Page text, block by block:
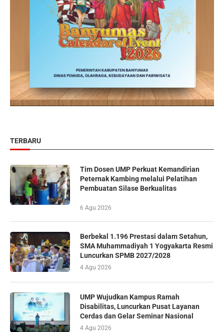
TERBARU
Tim Dosen UMP Perkuat Kemandirian
Peternak Kambing melalui Pelatihan
Pembuatan Silase Berkualitas
6 Agu 2026
Berbekal 1.196 Prestasi dalam Setahun,
SMA Muhammadiyah 1 Yogyakarta Resmi
Luncurkan SPMB 2027/2028
4 Agu 2026
UMP Wujudkan Kampus Ramah
Disabilitas, Luncurkan Pusat Layanan
Cerdas dan Gelar Seminar Nasional
4 Agu 2026